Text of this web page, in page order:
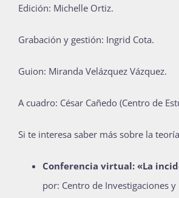
Edición: Michelle Ortiz.
Grabación y gestión: Ingrid Cota.
Guion: Miranda Velázquez Vázquez.
A cuadro: César Cañedo (Centro de
Si te interesa saber más sobre la
Conferencia virtual: «La
por: Centro de Investigaciones